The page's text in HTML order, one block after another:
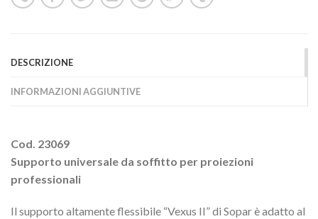
DESCRIZIONE
INFORMAZIONI AGGIUNTIVE
Cod. 23069
Supporto universale da soffitto per proiezioni
professionali
Il supporto altamente flessibile “Vexus II” di Sopar è adatto al